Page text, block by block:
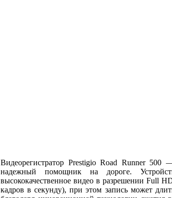
Видеорегистратор Prestigio Road Runner
надежный помощник на дороге.
высококачественное видео в разрешении Full
кадров в секунду), при этом запись может